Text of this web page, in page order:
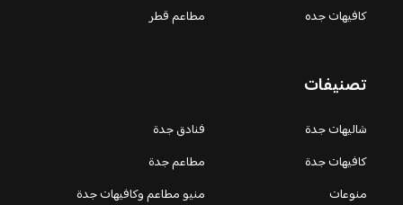
كافيهات جده
مطاعم قطر
تصنيفات
شاليهات جدة
فنادق جدة
كافيهات جدة
مطاعم جدة
منوعات
منيو مطاعم وكافيهات جدة